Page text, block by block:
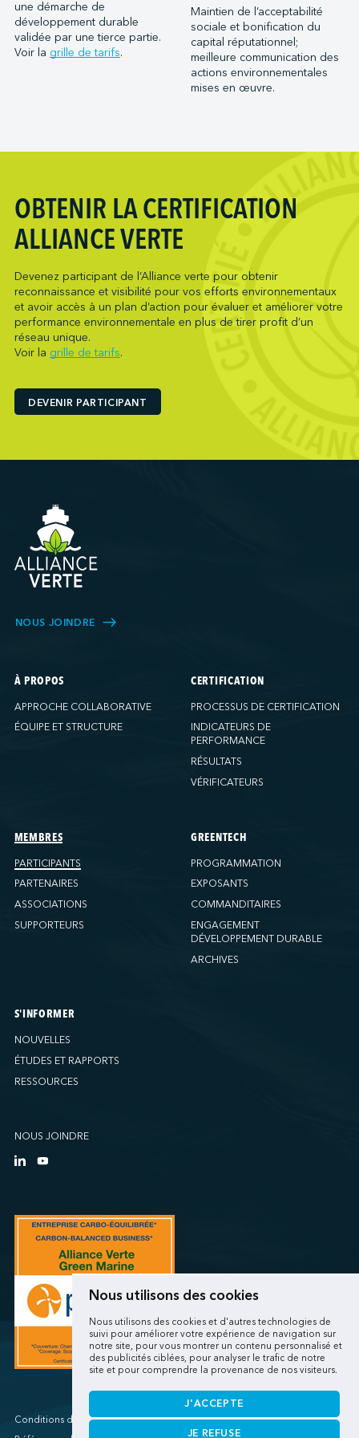
Nous utilisons des cookies
Nous utilisons des cookies et d'autres technologies de
suivi pour améliorer votre expérience de navigation sur
notre site, pour vous montrer un contenu personnalisé et
des publicités ciblées, pour analyser le trafic de notre
site et pour comprendre la provenance de nos visiteurs.
J'ACCEPTE
JE REFUSE
Ports of Indiana-Burns Harbor
Ports of Indiana-Jeffersonville
Ports of Indiana-Mount Vernon
Société du parc industriel et portuaire de Bécancour
Metro Ports - Houston
Metro Ports - Long Beach
Metro Ports - Morehead City
Oceanex
Owen Sound Transportation Company
Pasha Group (Wilmington)
Pembina Infrastructure and Logistics LP
Picton Terminals
PNCT
Ports America (Baton Rouge)
Ports America (Bayport)
Ports America (Charleston)
Ports America (Freeport)
Ports America (Galveston)
Ports America (Gulfport)
Ports America (Hueneme)
Ports America (IAP)
Ports America (Miami)
Ports America (NATSS)
Ports America (New Orleans)
Ports America (WBCT)
Ports America (Wilmington)
PSA Halifax
PSA Halifax (Fairview Cove)
QSL America
Société Terminaux Montréal Gateway
Sollio Agriculture (Hamilton)
Sollio Agriculture (Montréal)
Sollio Agriculture (Québec)
SSA Marine (Stockton)
SSA Marine (Vancouver Cruise)
SSA Marine (West Sacramento)
SSA Marine (West Sitcum Matson)
SSA Marine Canada (Lynnterm)
SSA Marine Canada (Squamish Terminals)
SSA Marine Canada (Victoria Cruise)
SSA Marine Mexico (Lazaro Cardenas)
SSA Marine Mexico (Manzanillo TEC)
SSA Marine Mexico (Veracruz)
une démarche de
développement durable
validée par une tierce partie.
Voir la grille de tarifs.
Maintien de l’acceptabilité
sociale et bonification du
capital réputationnel;
meilleure communication des
actions environnementales
mises en œuvre.
OBTENIR LA CERTIFICATION
ALLIANCE VERTE
Devenez participant de l’Alliance verte pour obtenir
reconnaissance et visibilité pour vos efforts environnementaux
et avoir accès à un plan d’action pour évaluer et améliorer votre
performance environnementale en plus de tirer profit d’un
réseau unique.
Voir la grille de tarifs.
DEVENIR PARTICIPANT
NOUS JOINDRE
À PROPOS
APPROCHE COLLABORATIVE
ÉQUIPE ET STRUCTURE
CERTIFICATION
PROCESSUS DE CERTIFICATION
INDICATEURS DE
PERFORMANCE
RÉSULTATS
VÉRIFICATEURS
MEMBRES
PARTICIPANTS
PARTENAIRES
ASSOCIATIONS
SUPPORTEURS
GREENTECH
PROGRAMMATION
EXPOSANTS
COMMANDITAIRES
ENGAGEMENT
DÉVELOPPEMENT DURABLE
ARCHIVES
S'INFORMER
NOUVELLES
ÉTUDES ET RAPPORTS
RESSOURCES
NOUS JOINDRE
Conditions d'utilisations/Renseignements personnels